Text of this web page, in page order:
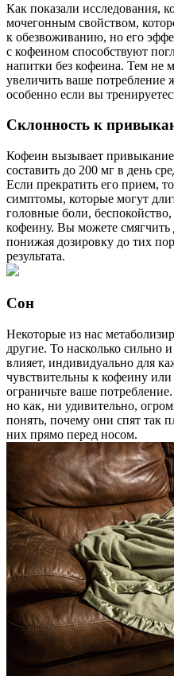
Как показали исследования,
мочегонным свойством,
к обезвоживанию, но его
с кофеином способствуют
напитки без кофеина. Тем не
увеличить ваше потребление
особенно если вы
Склонность к
Кофеин вызывает
составить до 200 мг в день
Если прекратить его прием,
симптомы, которые могут
головные боли,
кофеину. Вы можете
понижая дозировку до тих
результата.
Сон
Некоторые из нас
другие. То насколько сильно
влияет, индивидуально для
чувствительны к кофеину
ограничьте ваше
но как, ни удивительно,
понять, почему они спят так
них прямо перед носом.